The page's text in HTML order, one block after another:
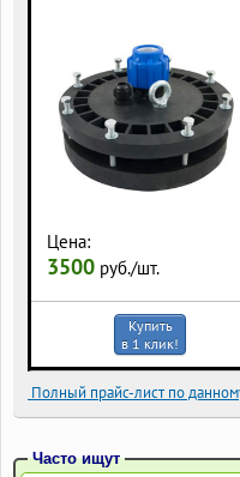
Цена:
3500 руб./шт.
Купить
в 1 клик!
Полный прайс-лист по
Часто ищут